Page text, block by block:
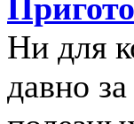
Ни для
давно